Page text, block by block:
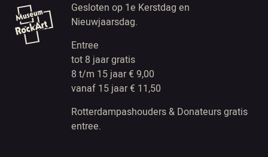
Gesloten op 1e Kerstdag en
Nieuwjaarsdag.
Entree
tot 8 jaar gratis
8 t/m 15 jaar € 9,00
vanaf 15 jaar € 11,50
Rotterdampashouders & Donateurs gratis
entree.